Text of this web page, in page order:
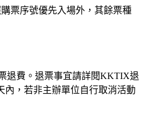
票序號優先入場外，其餘票種
退費。退票事宜請詳閱KKTIX退
內，若非主辦單位自行取消活動